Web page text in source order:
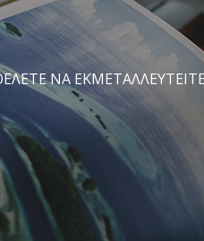
ΝΑ